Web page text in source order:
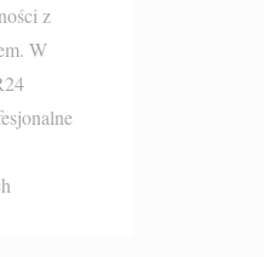
z
W